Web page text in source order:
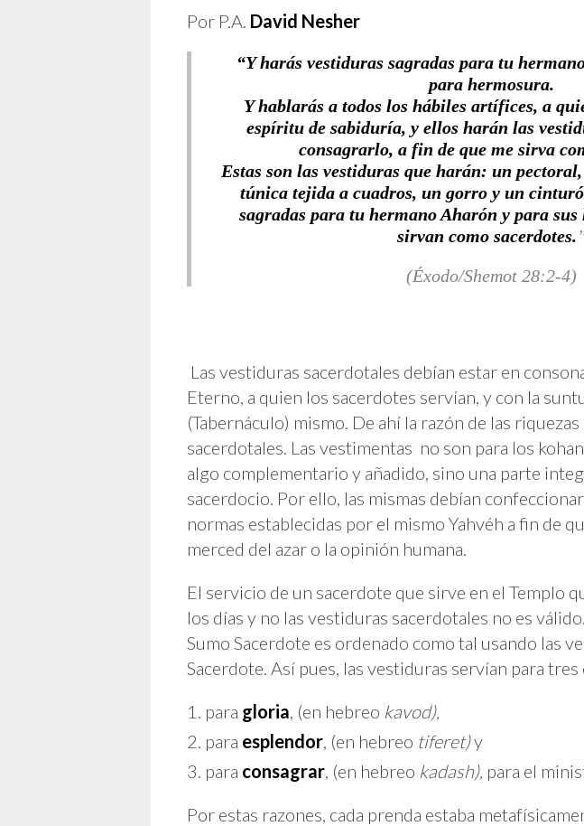
Por P.A. David Nesher
“Y harás vestiduras sagradas para tu
para hermosura.
Y hablarás a todos los hábiles artífices, a
espíritu de sabiduría, y ellos harán las
consagrarlo, a fin de que me sirva
Estas son las vestiduras que harán: un
túnica tejida a cuadros, un gorro y un
sagradas para tu hermano Aharón y para
sirvan como sacerdotes.
(Éxodo/Shemot 28:2-4)
Las vestiduras sacerdotales debían estar en
Eterno, a quien los sacerdotes servían, y con la
(Tabernáculo) mismo. De ahí la razón de las
sacerdotales. Las vestimentas no son para los
algo complementario y añadido, sino una parte
sacerdocio. Por ello, las mismas debían
normas establecidas por el mismo Yahvéh a fin de
merced del azar o la opinión humana.
El servicio de un sacerdote que sirve en el Templo
los días y no las vestiduras sacerdotales no es
Sumo Sacerdote es ordenado como tal usando las
Sacerdote. Así pues, las vestiduras servían para tres
para gloria, (en hebreo kavod),
para esplendor, (en hebreo tiferet)y
para consagrar, (en hebreo kadash), para el
Por estas razones, cada prenda estaba